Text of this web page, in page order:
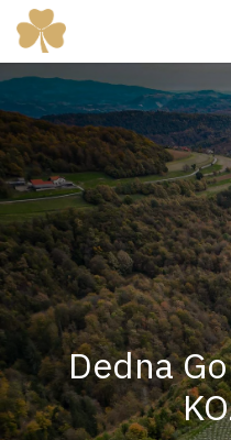
Skip to Content
Dedna